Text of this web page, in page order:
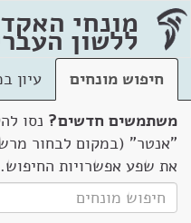
מונחי
ללשון
חיפוש מונחים
עיון
משתמשים חדשים? נסו
"אנטר" (במקום לבחור
את שפע אפשרויות החיפוש.